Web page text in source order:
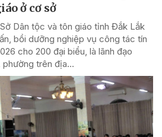
ở cơ sở
Dân tộc và tôn giáo tỉnh Đắk Lắk
bồi dưỡng nghiệp vụ công tác tín
cho 200 đại biểu, là lãnh đạo
trên địa...